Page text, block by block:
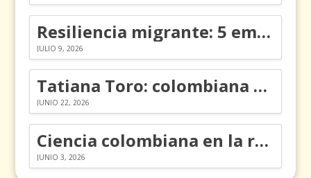
Resiliencia migrante: 5 emociones y cómo gestionarlas
JULIO 9, 2026
Tatiana Toro: colombiana que cambió la historia de las matemáticas
JUNIO 22, 2026
Ciencia colombiana en la revolución de los órganos en chips
JUNIO 3, 2026